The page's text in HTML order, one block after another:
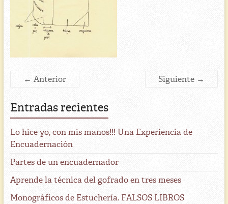
← Anterior Siguiente →
Entradas recientes
Lo hice yo, con mis manos!!! Una Experiencia de
Encuadernación
Partes de un encuadernador
Aprende la técnica del gofrado en tres meses
Monográficos de Estuchería. FALSOS LIBROS